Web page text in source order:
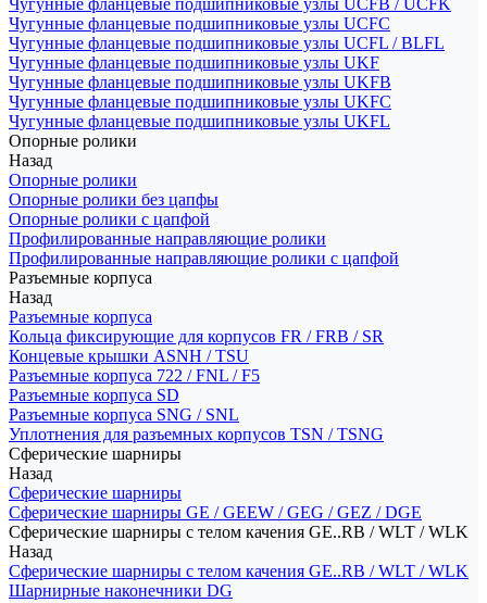
Чугунные фланцевые подшипниковые узлы UCFB / UCFK
Чугунные фланцевые подшипниковые узлы UCFC
Чугунные фланцевые подшипниковые узлы UCFL / BLFL
Чугунные фланцевые подшипниковые узлы UKF
Чугунные фланцевые подшипниковые узлы UKFB
Чугунные фланцевые подшипниковые узлы UKFC
Чугунные фланцевые подшипниковые узлы UKFL
Опорные ролики
Назад
Опорные ролики
Опорные ролики без цапфы
Опорные ролики с цапфой
Профилированные направляющие ролики
Профилированные направляющие ролики с цапфой
Разъемные корпуса
Назад
Разъемные корпуса
Кольца фиксирующие для корпусов FR / FRB / SR
Концевые крышки ASNH / TSU
Разъемные корпуса 722 / FNL / F5
Разъемные корпуса SD
Разъемные корпуса SNG / SNL
Уплотнения для разъемных корпусов TSN / TSNG
Сферические шарниры
Назад
Сферические шарниры
Сферические шарниры GE / GEEW / GEG / GEZ / DGE
Сферические шарниры с телом качения GE..RB / WLT / WLK
Назад
Сферические шарниры с телом качения GE..RB / WLT / WLK
Шарнирные наконечники DG